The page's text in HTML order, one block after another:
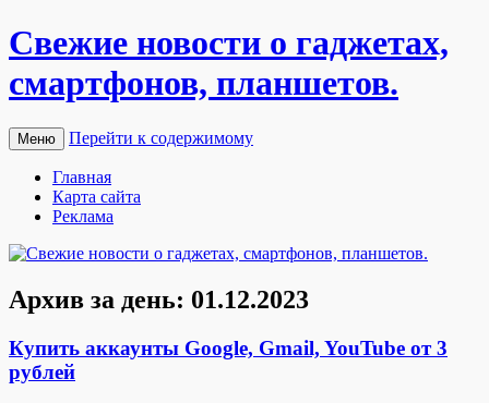
Свежие новости о гаджетах,
смартфонов, планшетов.
Меню Перейти к содержимому
Главная
Карта сайта
Реклама
Архив за день: 01.12.2023
Купить аккаунты Google, Gmail, YouTube от 3
рублей